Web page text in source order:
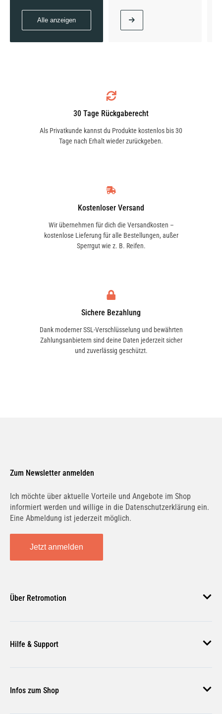
Alle anzeigen
30 Tage Rückgaberecht
Als Privatkunde kannst du Produkte kostenlos bis 30
Tage nach Erhalt wieder zurückgeben.
Kostenloser Versand
Wir übernehmen für dich die Versandkosten –
kostenlose Lieferung für alle Bestellungen, außer
Sperrgut wie z. B. Reifen.
Sichere Bezahlung
Dank moderner SSL-Verschlüsselung und bewährten
Zahlungsanbietern sind deine Daten jederzeit sicher
und zuverlässig geschützt.
Zum Newsletter anmelden
Ich möchte über aktuelle Vorteile und Angebote im Shop
informiert werden und willige in die Datenschutzerklärung ein.
Eine Abmeldung ist jederzeit möglich.
Jetzt anmelden
Über Retromotion
Unsere Jobs
Magazin
Hilfe & Support
Zahlungsmethoden
Infos zum Shop